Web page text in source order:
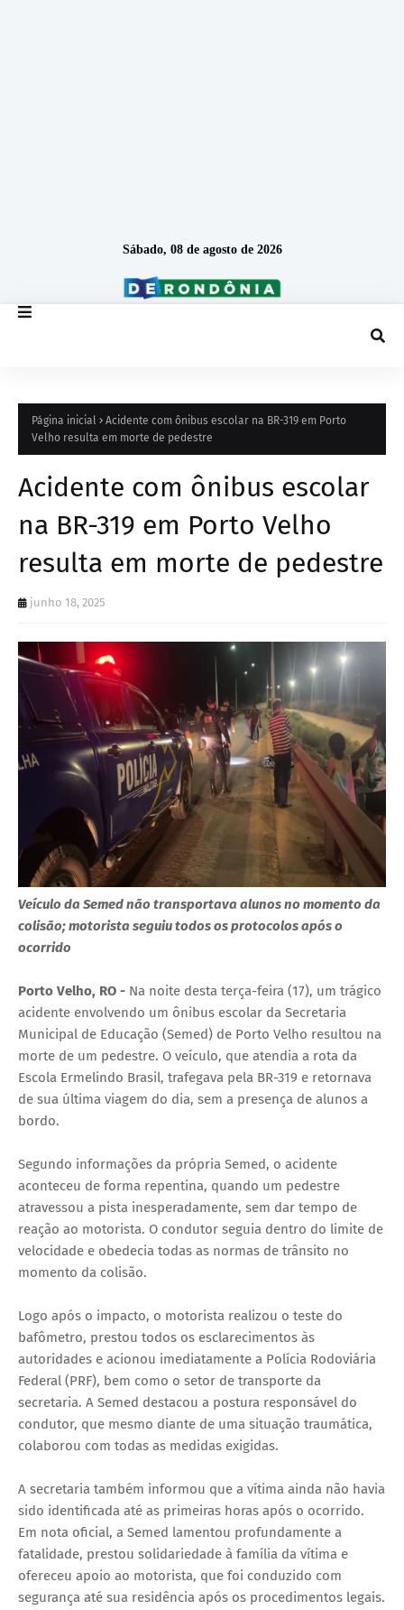
Sábado, 08 de agosto de 2026
Página inicial
Acidente com ônibus escolar na BR-319 em Porto
Velho resulta em morte de pedestre
Acidente com ônibus escolar
na BR-319 em Porto Velho
resulta em morte de pedestre
junho 18, 2025
Veículo da Semed não transportava alunos no momento da
colisão; motorista seguiu todos os protocolos após o
ocorrido
Porto Velho, RO - Na noite desta terça-feira (17), um trágico
acidente envolvendo um ônibus escolar da Secretaria
Municipal de Educação (Semed) de Porto Velho resultou na
morte de um pedestre. O veículo, que atendia a rota da
Escola Ermelindo Brasil, trafegava pela BR-319 e retornava
de sua última viagem do dia, sem a presença de alunos a
bordo.
Segundo informações da própria Semed, o acidente
aconteceu de forma repentina, quando um pedestre
atravessou a pista inesperadamente, sem dar tempo de
reação ao motorista. O condutor seguia dentro do limite de
velocidade e obedecia todas as normas de trânsito no
momento da colisão.
Logo após o impacto, o motorista realizou o teste do
bafômetro, prestou todos os esclarecimentos às
autoridades e acionou imediatamente a Polícia Rodoviária
Federal (PRF), bem como o setor de transporte da
secretaria. A Semed destacou a postura responsável do
condutor, que mesmo diante de uma situação traumática,
colaborou com todas as medidas exigidas.
A secretaria também informou que a vítima ainda não havia
sido identificada até as primeiras horas após o ocorrido.
Em nota oficial, a Semed lamentou profundamente a
fatalidade, prestou solidariedade à família da vítima e
ofereceu apoio ao motorista, que foi conduzido com
segurança até sua residência após os procedimentos legais.